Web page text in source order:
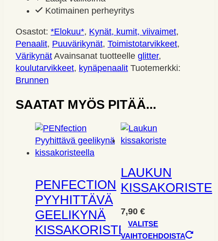
Kotimainen perheyritys
Osastot: *Elokuu*, Kynät, kumit, viivaimet,
Penaalit, Puuvärikynät, Toimisto­tarvikkeet,
Värikynät Avainsanat tuotteelle glitter,
koulutarvikkeet, kynäpenaalit Tuotemerkki:
Brunnen
SAATAT MYÖS PITÄÄ...
PENFECTION
PYYHITTÄVÄ
GEELIKYNÄ
KISSAKORISTEELLA
LAUKUN
KISSAKORISTE
7,90 €
VALITSE
VAIHTOEHDOISTA